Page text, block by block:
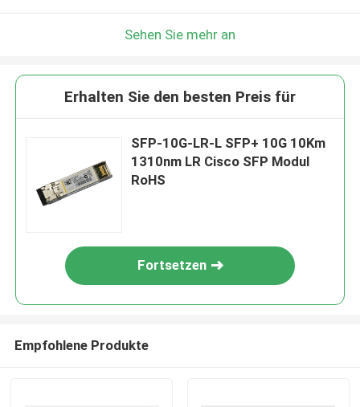
Sehen Sie mehr an
Erhalten Sie den besten Preis für
SFP-10G-LR-L SFP+ 10G 10Km
1310nm LR Cisco SFP Modul
RoHS
Fortsetzen
Empfohlene Produkte